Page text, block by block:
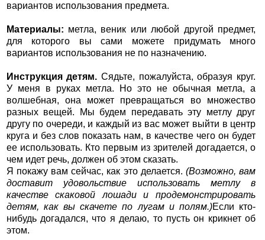
вариантов использования предмета.
Материалы: метла, веник или любой другой предмет,
для которого вы сами можете придумать много
вариантов использования не по назначению.
Инструкция детям. Сядьте, пожалуйста, образуя круг.
У меня в руках метла. Но это не обычная метла, а
волшебная, она может превращаться во множество
разных вещей. Мы будем передавать эту метлу друг
другу по очереди, и каждый из вас может выйти в центр
круга и без слов показать нам, в качестве чего он будет
ее использовать. Кто первым из зрителей догадается, о
чем идет речь, должен об этом сказать.
Я покажу вам сейчас, как это делается. (Возможно, вам
доставит удовольствие использовать метлу в
качестве скаковой лошади и продемонстрировать
детям, как вы скачете по лугам и полям.)Если кто-
нибудь догадался, что я делаю, то пусть он крикнет об
этом.